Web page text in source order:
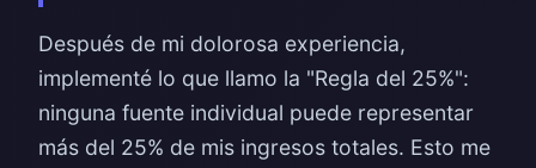
Después de mi dolorosa experiencia,
implementé lo que llamo la "Regla del 25%":
ninguna fuente individual puede representar
más del 25% de mis ingresos totales. Esto me